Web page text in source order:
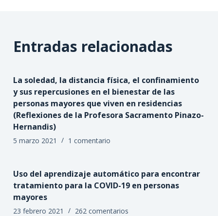
Entradas relacionadas
La soledad, la distancia física, el confinamiento
y sus repercusiones en el bienestar de las
personas mayores que viven en residencias
(Reflexiones de la Profesora Sacramento Pinazo-
Hernandis)
5 marzo 2021 1 comentario
Uso del aprendizaje automático para encontrar
tratamiento para la COVID-19 en personas
mayores
23 febrero 2021 262 comentarios